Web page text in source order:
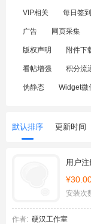
VIP相关 每日签到
广告 网页采集
版权声明 附件下
看帖增强 积分流
伪静态 Widget微
默认排序 更新时间
用户
安装次
作者: 硬汉工作室